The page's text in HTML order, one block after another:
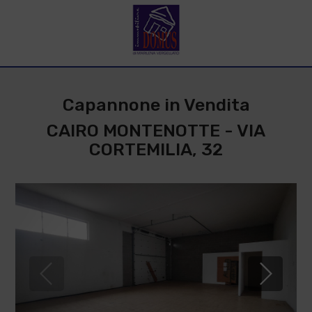
Capannone in Vendita
CAIRO MONTENOTTE - VIA
CORTEMILIA, 32